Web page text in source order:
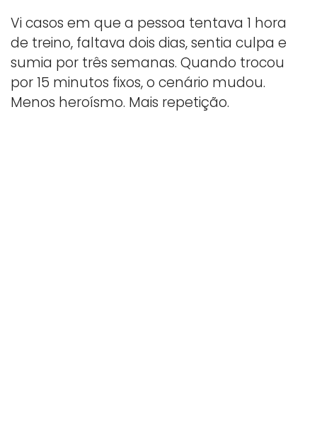
Vi casos em que a pessoa tentava 1 hora
de treino, faltava dois dias, sentia culpa e
sumia por três semanas. Quando trocou
por 15 minutos fixos, o cenário mudou.
Menos heroísmo. Mais repetição.